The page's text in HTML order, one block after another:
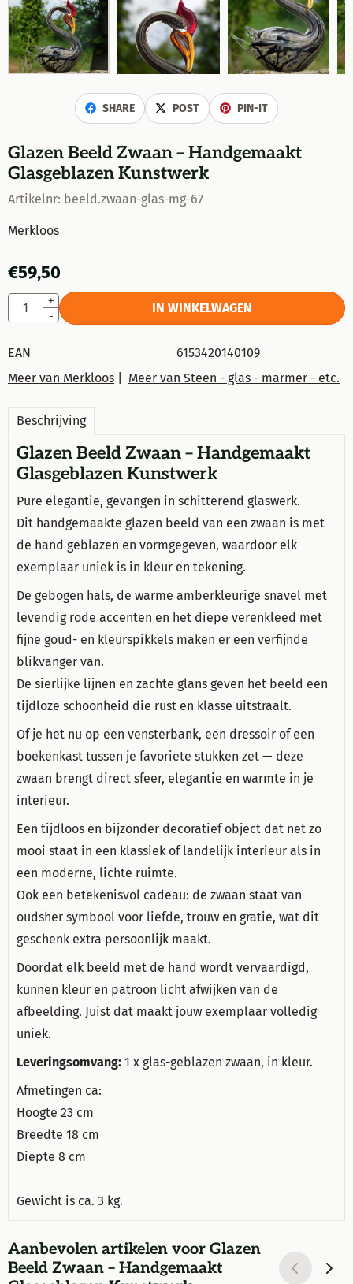
SHARE POST PIN-IT
Glazen Beeld Zwaan – Handgemaakt
Glasgeblazen Kunstwerk
Artikelnr: beeld.zwaan-glas-mg-67
Merkloos
€59,50
Aantal
+
-
IN WINKELWAGEN
EAN
6153420140109
Meer van Merkloos
Meer van Steen - glas - marmer - etc.
Beschrijving
Glazen Beeld Zwaan – Handgemaakt
Glasgeblazen Kunstwerk
Pure elegantie, gevangen in schitterend glaswerk.
Dit handgemaakte glazen beeld van een zwaan is met
de hand geblazen en vormgegeven, waardoor elk
exemplaar uniek is in kleur en tekening.
De gebogen hals, de warme amberkleurige snavel met
levendig rode accenten en het diepe verenkleed met
fijne goud- en kleurspikkels maken er een verfijnde
blikvanger van.
De sierlijke lijnen en zachte glans geven het beeld een
tijdloze schoonheid die rust en klasse uitstraalt.
Of je het nu op een vensterbank, een dressoir of een
boekenkast tussen je favoriete stukken zet — deze
zwaan brengt direct sfeer, elegantie en warmte in je
interieur.
Een tijdloos en bijzonder decoratief object dat net zo
mooi staat in een klassiek of landelijk interieur als in
een moderne, lichte ruimte.
Ook een betekenisvol cadeau: de zwaan staat van
oudsher symbool voor liefde, trouw en gratie, wat dit
geschenk extra persoonlijk maakt.
Doordat elk beeld met de hand wordt vervaardigd,
kunnen kleur en patroon licht afwijken van de
afbeelding. Juist dat maakt jouw exemplaar volledig
uniek.
Leveringsomvang: 1 x glas-geblazen zwaan, in kleur.
Afmetingen ca:
Hoogte 23 cm
Breedte 18 cm
Diepte 8 cm
Gewicht is ca. 3 kg.
Aanbevolen artikelen voor Glazen
Beeld Zwaan – Handgemaakt